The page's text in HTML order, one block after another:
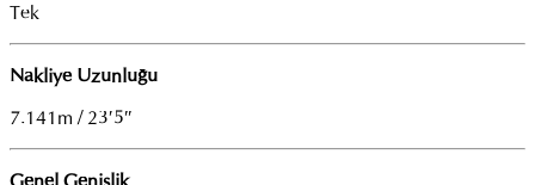
Tek
Nakliye Uzunluğu
7.141m / 23′5″